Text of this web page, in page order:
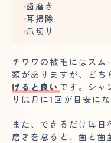
歯磨き
耳掃除
爪切り
チワワの被毛にはスム
類がありますが、どち
げると良い です。シャ
りは月に1回が目安にな
また、できるだけ毎日
磨きを怠ると、歯と歯